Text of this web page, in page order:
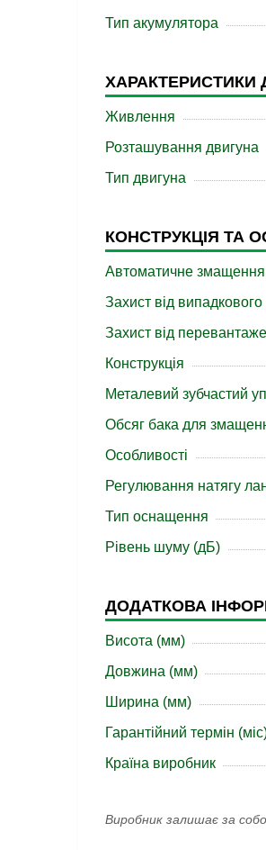
Тип акумулятора
ХАРАКТЕРИСТИКИ
Живлення
Розташування двигуна
Тип двигуна
КОНСТРУКЦІЯ ТА
Автоматичне
Захист від випадкового
Захист від
Конструкція
Металевий зубчастий
Обсяг бака для
Особливості
Регулювання натягу
Тип оснащення
Рівень шуму (дБ)
ДОДАТКОВА
Висота (мм)
Довжина (мм)
Ширина (мм)
Гарантійний термін
Країна виробник
Виробник залишає за